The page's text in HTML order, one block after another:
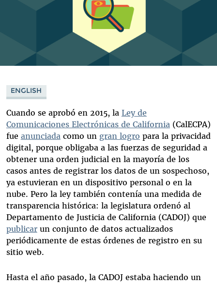
ENGLISH
Cuando se aprobó en 2015, la Ley de
Comunicaciones Electrónicas de California (CalECPA)
fue anunciada como un gran logro para la privacidad
digital, porque obligaba a las fuerzas de seguridad a
obtener una orden judicial en la mayoría de los
casos antes de registrar los datos de un sospechoso,
ya estuvieran en un dispositivo personal o en la
nube. Pero la ley también contenía una medida de
transparencia histórica: la legislatura ordenó al
Departamento de Justicia de California (CADOJ) que
publicarun conjunto de datos actualizados
periódicamente de estas órdenes de registro en su
sitio web.
Hasta el año pasado, la CADOJ estaba haciendo un